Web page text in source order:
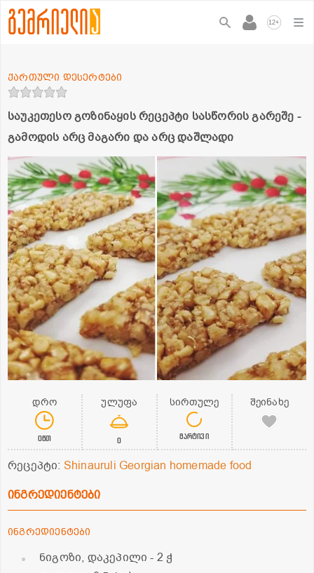
12+
საუკეთესო გოზინაყის რეცეპტი სასწორის გარეშე -
გამოდის არც მაგარი და არც დაშლადი
ქართული დესერტები
დრო
0წთ
ულუფა
0
სირთულე
მარტივი
შეინახე
რეცეპტი: Shinauruli Georgian homemade food
ინგრედიენტები
ინგრედიენტები
ნიგოზი, დაკეპილი- 2 ჭ